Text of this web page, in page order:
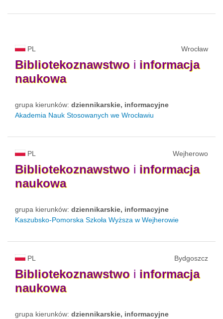
PL Wrocław
Bibliotekoznawstwo i informacja
naukowa
grupa kierunków: dziennikarskie, informacyjne
Akademia Nauk Stosowanych we Wrocławiu
PL Wejherowo
Bibliotekoznawstwo i informacja
naukowa
grupa kierunków: dziennikarskie, informacyjne
Kaszubsko-Pomorska Szkoła Wyższa w Wejherowie
PL Bydgoszcz
Bibliotekoznawstwo i informacja
naukowa
grupa kierunków: dziennikarskie, informacyjne